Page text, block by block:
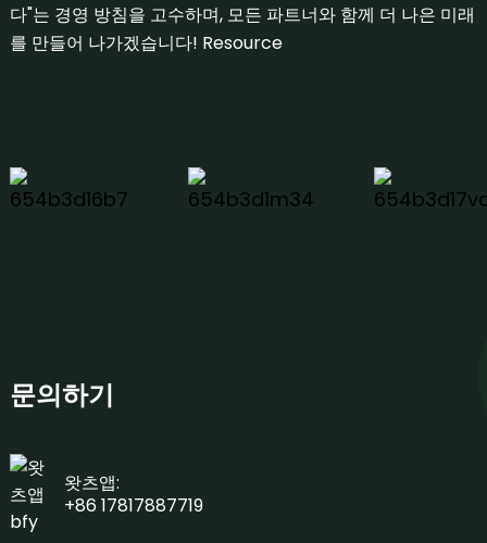
다"는 경영 방침을 고수하며, 모든 파트너와 함께 더 나은 미래
를 만들어 나가겠습니다! Resource
문의하기
왓츠앱:
+86 17817887719